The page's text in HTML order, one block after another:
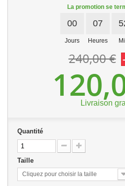
La promotion se
00
Jours
07
Heures
240,00 €
Livraison
Quantité
Taille
Cliquez pour choisir la taille